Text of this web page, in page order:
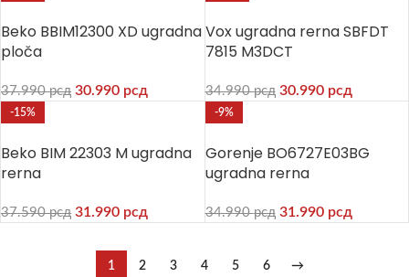
Beko BBIM12300 XD ugradna
ploča
37.990рсд 30.990 рсд
Vox ugradna rerna SBFDT
7815 M3DCT
34.990рсд 30.990 рсд
-15%
Beko BIM 22303 M ugradna
rerna
37.590рсд 31.990 рсд
-9%
Gorenje BO6727E03BG
ugradna rerna
34.990рсд 31.990 рсд
1 2 3 4 5 6 →